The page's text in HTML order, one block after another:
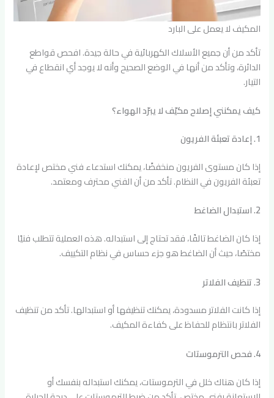
المكيف لا يعمل على البارد
تأكد من أن جميع الأسلاك الكهربائية في حالة جيدة. افحص قواطع
الدائرة، وتأكد من أنها في الوضع الصحيح وأنه لا يوجد أي انقطاع في
التيار.
كيف يمكنني إصلاح مكيّف لا يبرّد الهواء؟
1. إعادة تعبئة الفريون
إذا كان مستوى الفريون منخفضًا، يمكنك استدعاء فني مختص لإعادة
تعبئة الفريون في النظام. تأكد من أن الفني محترف ومعتمد.
2. استبدال الضاغط
إذا كان الضاغط تالفًا، فقد تحتاج إلى استبداله. هذه العملية تتطلب فنيًا
مختصًا، حيث أن الضاغط هو جزء حساس في نظام التكييف.
3. تنظيف الفلاتر
إذا كانت الفلاتر مسدودة، يمكنك تنظيفها أو استبدالها. تأكد من تنظيف
الفلاتر بانتظام للحفاظ على كفاءة المكيف.
4. فحص الترموستات
إذا كان هناك خلل في الترموستات، يمكنك استبداله بنفسك أو